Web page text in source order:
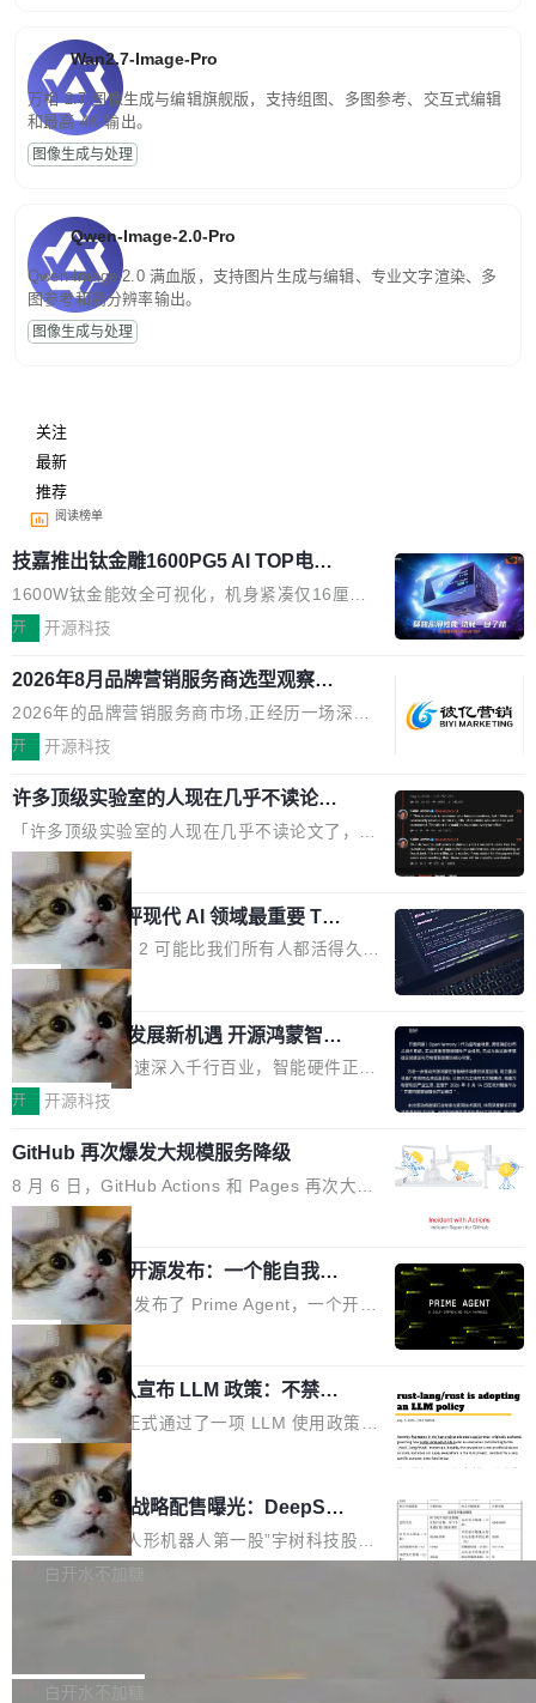
Wan2.7-Image-Pro
万相 2.7 图像生成与编辑旗舰版，支持组图、多图参考、交互式编辑
和最高 4K 输出。
图像生成与处理
Qwen-Image-2.0-Pro
Qwen-Image-2.0 满血版，支持图片生成与编辑、专业文字渲染、多
图参考和高分辨率输出。
图像生成与处理
关注
最新
推荐
阅读榜单
技嘉推出钛金雕1600PG5 AI TOP电
源：为发烧级主机与本地AI算力打造旗
舰供电方案
1600W钛金能效全可视化，机身紧凑仅16厘米
继2026台北电脑展首度亮相后，技嘉科技近日正
电源专为发烧级DIY主机与本地AI算力平台打
造，整机长度仅16厘米，提供1600W额定功率
与80PLUS钛金能效；支持ATX 3.1与PCIe 5.1
实时LCD监控屏，可充分满足当下高阶PC主机
的严苛使用需求。 澎湃功率，紧凑机身 钛金雕1
600PG5 AI TOP具备强悍输出功率，同时实现
机身尺寸大幅精简。整机长度仅16厘米，属于同
功率段机身尺寸十分紧凑的1600W电源产品。小
巧机身有效提升市面主流标准A...
开 开源科技
2026年8月品牌营销服务商选型观察：
从流量思维到品牌资产思维的范式转移
2026年的品牌营销服务商市场,正经历一场深刻
的价值重构。全球全案品牌代理机构市场从2025
复合增长率达5.44%,预计2032年将突破120亿美
元。数字广告与公共关系相关服务市场更是从20
25年的8463亿美元扩张至2026年的8763亿美
元。数字的背后是一个清晰的事实——品牌对专
业化营销服务的需求从未如此迫切。 但市场扩容
的同时,服务商的竞争逻辑正在改变。2026年Top
Agency年度合辑的观察指出,“产品”这个离消费
者最近的载体,在整个品牌营销层面的权重显著变
高了。全域营销服务商的竞争正在从规模转向深
度,案例厚度、全域覆盖、多线协同...
开 开源科技
许多顶级实验室的人现在几乎不读论文
了
「许多顶级实验室的人现在几乎不读论文了，而
且他们认为 ICLR/ICML/NeurIPS 充斥着大量过
度宣传和欺诈。」 OpenAI 研究员 Keller Jorda
n 这条推文引发了广泛讨论。他不是在说风凉
话，他是说出了一个圈内人尽皆知但很少公开捅
破的事实。 Jordan 随后补充了一句软化声明：
「我不认为这些会议上大部分论文都在过度宣传
或造假。问题是，作为读者，如果你筛选出那些
看起来最令人兴奋的论文，那它们大部分都是过
度宣传的。」 这才是真正的痛点。不是所有论文
都有问题，是最吸引眼球的那批论文最有问题。
他引用的帖子来自 Mathew Shen，一位 ICLR 2
026 的读者：「看了篇 ...
局
xAI 前工程师评现代 AI 领域最重要 Top
3 开源项目
Flash Attention 2 可能比我们所有人都活得久。
这句话不是来自某个技术博客，而是出自 Hieu
Pham 的一条推文。Hieu Pham 是谁？他是 xAI
的早期工程师之一，在 Grok 训练基础设施团队
工作过。近日他在 X 上发了一条帖子，列出了他
认为现代 AI 领域最重要的三个开源项目。 第一
理由很具体。FA 系列不需要解释，但 FA2 是他
认为最重要的一个——复杂度恰到好处，刚好能
驱动你去学 CuTe，但还没被那些"邪恶的" Hopp
er++ 优化所淹没，足够容易修改和适配。 更关
键的是 FA2 的持久性...
局
共商智能硬件发展新机遇 开源鸿蒙智能
硬件开发者日杭州站即将举行
随着万物智联加速深入千行百业，智能硬件正从
单点设备迈向智能化、网联化、协同化发展。作
鸿蒙通过统一技术底座和分布式能力，为不同类
型智能设备的开发、连接与互联提供关键支撑，
也为产业链企业探索产品创新与商业增长打开新
的空间。 8月14日，开源鸿蒙智能硬件开发者日
（OHDD：OpenHarmony Hardware Develope
r Day）将在杭州启航。活动面向智能硬件产业
链企业和开发者，邀请行业专家与资深技术顾
问，围绕开源鸿蒙技术能力、设备适配、芯片适
配、功耗与稳定性调优、兼容性测评及统一互联
等内容展开系统讲解和实战交流，帮助企业进一
步了解开源鸿蒙在智能...
开 开源科技
GitHub 再次爆发大规模服务降级
8 月 6 日，GitHub Actions 和 Pages 再次大规
模服务降级，Actions 完全不可用超过 5 小时，
webhook 停发，连自托管 runner 也因调度层故
障无法工作。Pages、Copilot code review、C
opilot coding agent 全部受影响。从检测到完全
恢复，大约 12 小时。 这是 2026 年 8 月的第六
起事故，其中四起与 AI/Copilot 服务相关。 Git
Hub 员工 kdaigle 在 HN 讨论中贴出了一组数
据：2025 年全年 10 亿次 commit。现在，每周
2.75 亿次，全年预计 140 亿次。GitHub...
局
Prime Agent 开源发布：一个能自我改
进的编程 Agent，ARC-AGI 3 超越人类
专家基线
Prime Intellect 发布了 Prime Agent，一个开源
的编程 Agent Harness，核心设计围绕两个抽
象：Recursive Language Model（RLM）和 C
ontinual Harness。在 ARC-AGI 3 基准测试
上，Prime Agent + Opus 5 的组合达到了 95.
5% RHAE Best@1，超过了 ARC 报告的人类专
家基线 95.4%。 不是又一个 coding agent 包装
器 Prime Agent 的架构和市面上大多数 coding
agent 有本质区别。大多数 agent harness 的设
计是基于早期模型的能力—...
局
Rust 项目团队宣布 LLM 政策：不禁
止，但你要承认哪些代码不是你写的
Rust 语言项目正式通过了一项 LLM 使用政策，
覆盖 rust-lang/rust 单一仓库的代码贡献。这不
是项目级别的官方立场，目前由五个团队采纳，
但它可能是主流开源项目中关于 AI 辅助贡献最
细致的一份规则。 政策的核心只有一句话：LLM
可以用来分析、提炼、审阅、建议，但不能用来
不得生成涉及安全性的关键变更，除非作者本身
局
宇树科技 IPO 战略配售曝光：DeepSe
ek 获配 93.3 万股，锁定 36 个月
8月6日晚间，“人形机器人第一股”宇树科技股份
有限公司披露IPO发行价格及战略配售结果，杭
36个月。 公告显示，本次宇树科技战略配售对
白开水不加糖
Bug fixes and enhancements 修复多次传递同
白开水不加糖